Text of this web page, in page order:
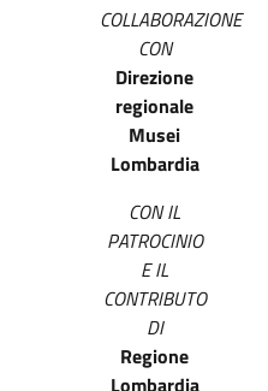
COLLABORAZIONE
CON
Direzione
regionale
Musei
Lombardia
CON IL
PATROCINIO
E IL
CONTRIBUTO
DI
Regione